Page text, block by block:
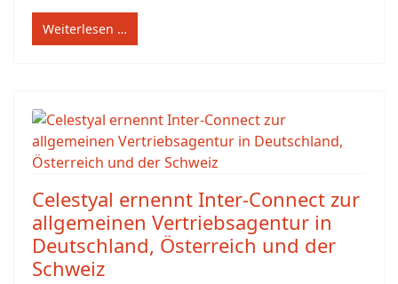
Weiterlesen …
Celestyal ernennt Inter-Connect zur
allgemeinen Vertriebsagentur in
Deutschland, Österreich und der
Schweiz